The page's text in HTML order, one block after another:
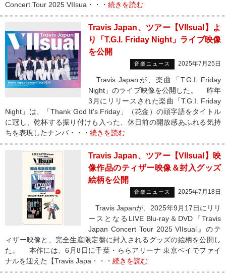
Concert Tour 2025 VIIsua・・・ 続きを読む
Travis Japan、ツアー【VIIsual】よ
り「T.G.I. Friday Night」ライブ映像
を公開
音楽ニュース 2025年7月25日
Travis Japanが、楽曲「T.G.I. Friday
Night」のライブ映像を公開した。 昨年
3月にリリースされた楽曲「T.G.I. Friday
Night」は、「Thank God It's Friday」（花金）の頭字語をタイトル
に冠し、乾杯する振り付けも入った、休日前の開放感あふれる気持
ちを表現したナンバ・・・ 続きを読む
Travis Japan、ツアー【VIIsual】映
像作品のティザー映像＆封入グッズ
絵柄を公開
音楽ニュース 2025年7月18日
Travis Japanが、2025年9月17日にリリ
ースとなるLIVE Blu-ray＆DVD『Travis
Japan Concert Tour 2025 VIIsual』のテ
ィザー映像と、完全生産限定盤に封入されるグッズの絵柄を公開し
た。 本作には、6月8日に千葉・ららアリーナ 東京ベイでファイ
ナルを迎えた【Travis Japa・・・ 続きを読む